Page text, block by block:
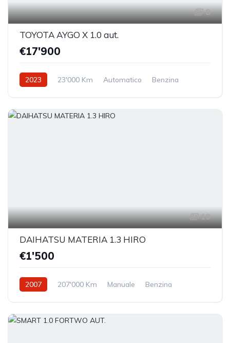
8
TOYOTA AYGO X 1.0 aut.
€17'900
2023 23'000 Km Automatico
Benzina
10
DAIHATSU MATERIA 1.3 HIRO
€1'500
2007 207'000 Km Manuale
Benzina